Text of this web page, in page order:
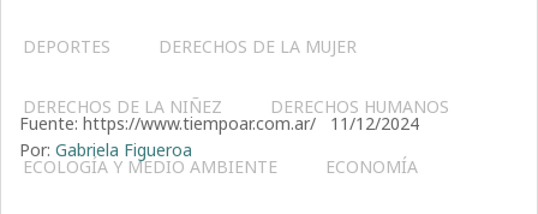
DEPORTES DERECHOS DE LA MUJER
DERECHOS DE LA NIÑEZ DERECHOS HUMANOS
ECOLOGÍA Y MEDIO AMBIENTE ECONOMÍA
Fuente: https://www.tiempoar.com.ar/ 11/12/2024
Por:Gabriela Figueroa